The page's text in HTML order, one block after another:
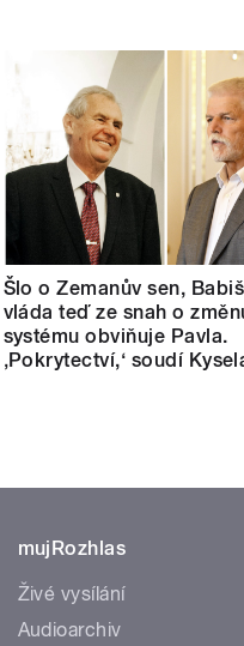
Šlo o Zemanův sen,
vláda teď ze snah o
systému obviňuje Pavla.
‚Pokrytectví,‘ soudí
mujRozhlas
Živé vysílání
Audioarchiv